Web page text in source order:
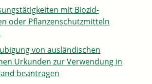
mit Biozid-
oder Pflanzenschutzmitteln
von ausländischen
Urkunden zur Verwendung in
beantragen